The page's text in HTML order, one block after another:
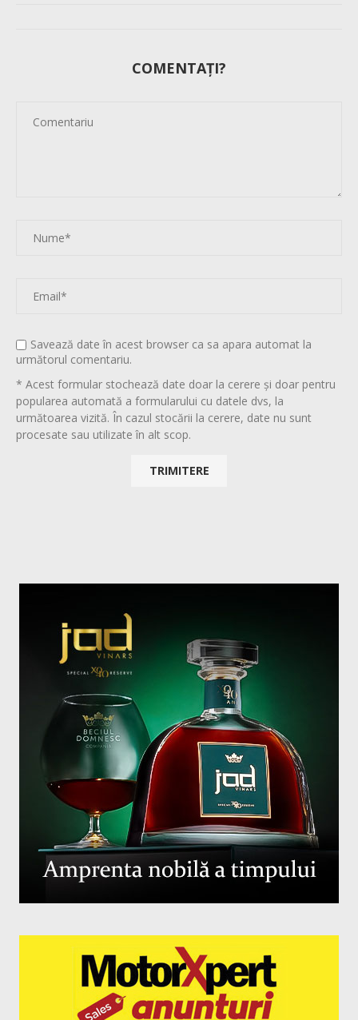
COMENTAȚI?
Savează date în acest browser ca sa apara automat la
următorul comentariu.
* Acest formular stochează date doar la cerere și doar pentru
popularea automată a formularului cu datele dvs, la
următoarea vizită. În cazul stocării la cerere, date nu sunt
procesate sau utilizate în alt scop.